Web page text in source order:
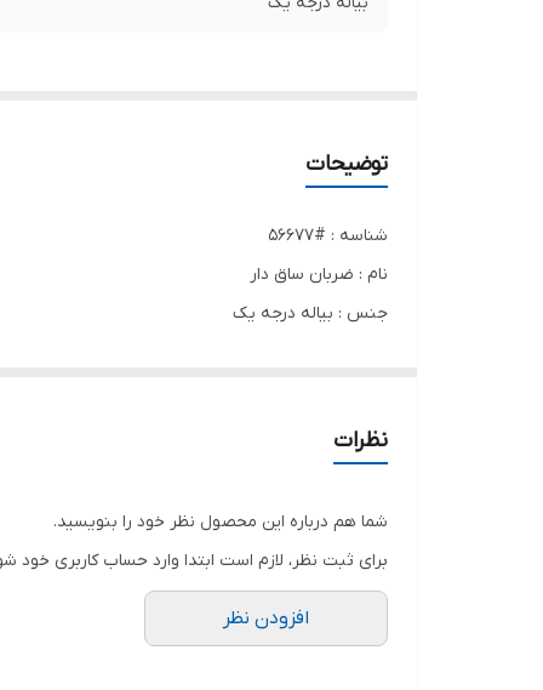
توضیحات
شناسه : #56677
نام : ضربان ساق دار
جنس : بیاله درجه یک
.
نظرات
شما هم درباره این محصول نظر خود را بنویسید.
برای ثبت نظر، لازم است ابتدا وارد حساب کاربری خود
افزودن نظر